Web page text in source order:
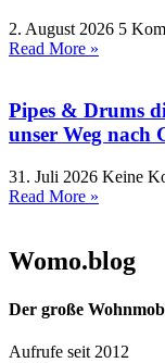
2. August 2026 5
Read More »
Pipes & Drums
unser Weg nach
31. Juli 2026 Keine
Read More »
Womo.blog
Der große
Aufrufe seit 2012